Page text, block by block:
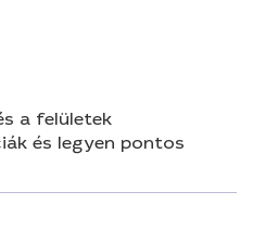
a felületek
és legyen pontos